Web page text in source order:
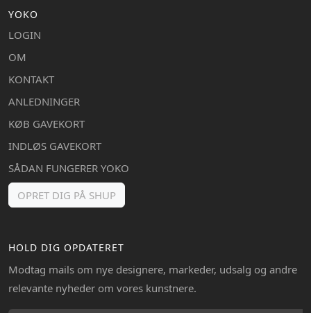
YOKO
LOGIN
OM
KONTAKT
ANLEDNINGER
KØB GAVEKORT
INDLØS GAVEKORT
SÅDAN FUNGERER YOKO
OPRET DIG PÅ SHUP
HOLD DIG OPDATERET
Modtag mails om nye designere, markeder, udsalg og andre
relevante nyheder om vores kunstnere.